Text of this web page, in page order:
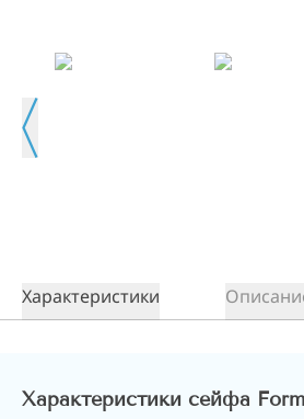
Характеристики
Характеристики сейфа